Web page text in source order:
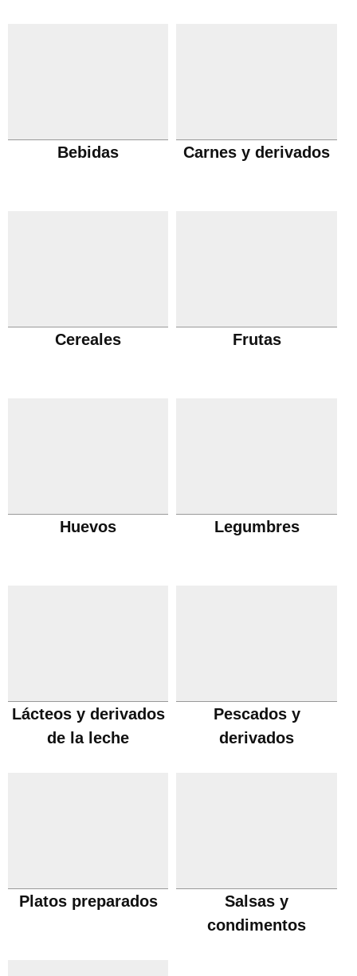
Bebidas Carnes y derivados
Cereales Frutas
Huevos Legumbres
Lácteos y derivados
de la leche
Pescados y
derivados
Platos preparados
Salsas y
condimentos